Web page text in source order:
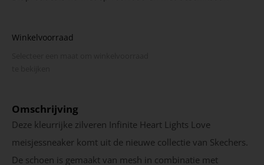
Winkelvoorraad
Omschrijving
Deze kleurrijke zilveren Infinite Heart Lights Love
meisjessneaker komt uit de nieuwe collectie van Skechers.
De schoen is gemaakt van mesh in combinatie met